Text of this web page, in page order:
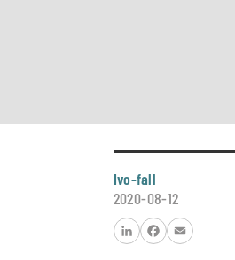
Ivo-fall
2020-08-12
FacebookEmail